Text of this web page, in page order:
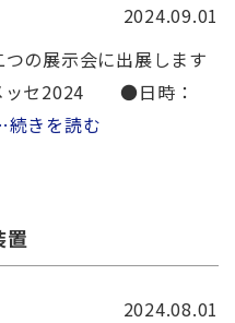
2024.09.01
の展示会に出展します
ッセ2024 ●日時：
きを読む
置
2024.08.01